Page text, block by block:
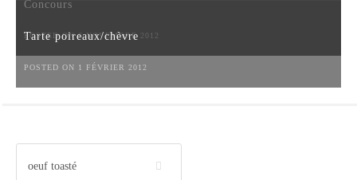
Concours
POSTED ON 6 NOVEMBRE 2012
Tarte poireaux/chèvre
POSTED ON 1 FÉVRIER 2012